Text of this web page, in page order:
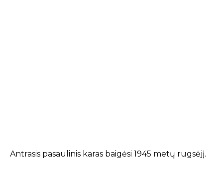
Antrasis pasaulinis karas baigėsi 1945 metų rugsėjį.